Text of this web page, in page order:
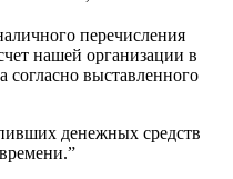
перечисления
нашей организации в
выставленного
денежных средств